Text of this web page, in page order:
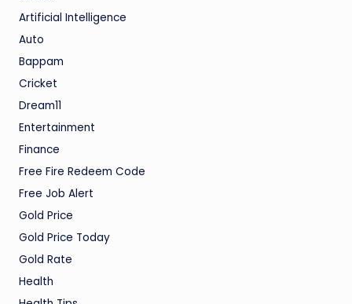
Artificial Intelligence
Auto
Bappam
Cricket
Dream11
Entertainment
Finance
Free Fire Redeem Code
Free Job Alert
Gold Price
Gold Price Today
Gold Rate
Health